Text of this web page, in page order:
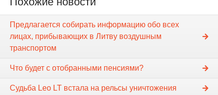
Предлагается собирать информацию обо всех
лицах, прибывающих в Литву воздушным
транспортом
Что будет с отобранными пенсиями?
Судьба Leo LT встала на рельсы уничтожения